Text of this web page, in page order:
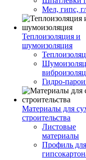
Мел, гипс,
Теплоизоляция и
шумоизоляция
Гидро-
Материалы для
строительства
Листовые
материалы
Профиль для